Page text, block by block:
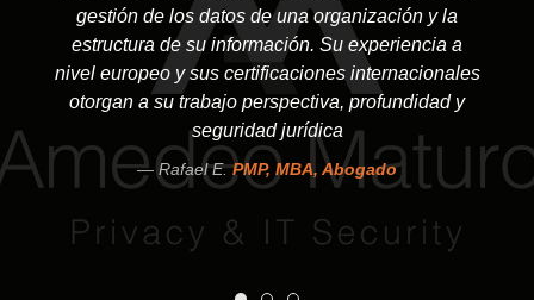
gestión de los datos de una organización y la
estructura de su información. Su experiencia a
nivel europeo y sus certificaciones internacionales
otorgan a su trabajo perspectiva, profundidad y
seguridad jurídica
Rafael E.PMP, MBA, Abogado